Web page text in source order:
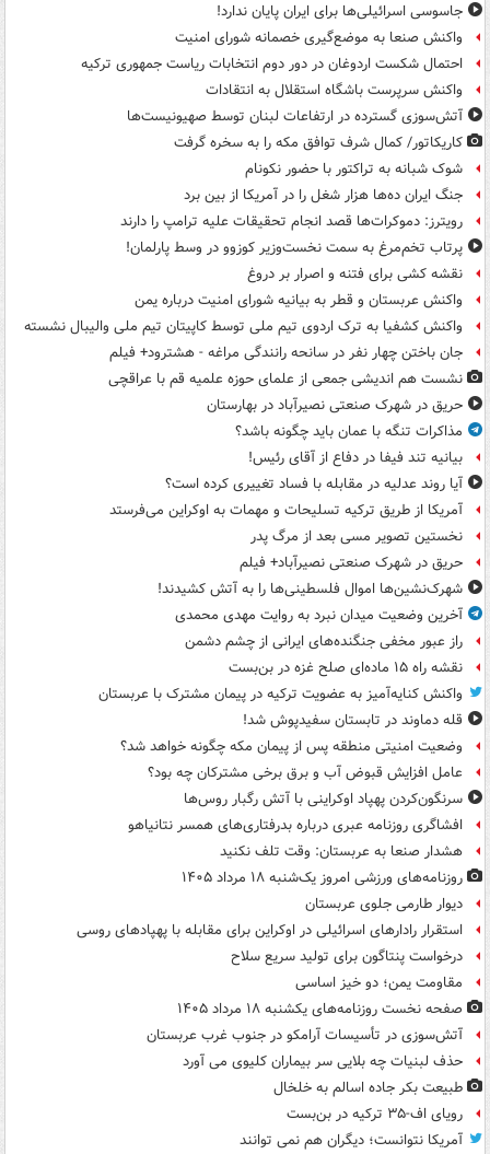
جاسوسی اسرائیلی‌ها برای ایران پایان ندارد!
واکنش صنعا به موضع‌گیری خصمانه شورای امنیت
احتمال شکست اردوغان در دور دوم انتخابات ریاست جمهوری ترکیه
واکنش سرپرست باشگاه استقلال به انتقادات
آتش‌سوزی گسترده در ارتفاعات لبنان توسط صهیونیست‌ها
کاریکاتور/ کمال شرف توافق مکه را به سخره گرفت
شوک شبانه به تراکتور با حضور نکونام
جنگ ایران ده‌ها هزار شغل را در آمریکا از بین برد
رویترز: دموکرات‌ها قصد انجام تحقیقات علیه ترامپ را دارند
پرتاب تخم‌مرغ به سمت نخست‌وزیر کوزوو در وسط پارلمان!
نقشه کشی برای فتنه و اصرار بر دروغ
واکنش عربستان و قطر به بیانیه شورای امنیت درباره یمن
واکنش کشفیا به ترک اردوی تیم ملی توسط کاپیتان تیم ملی والیبال نشسته
جان باختن چهار نفر در سانحه رانندگی مراغه - هشترود+ فیلم
نشست هم اندیشی جمعی از علمای حوزه علمیه قم با عراقچی
حریق در شهرک صنعتی نصیرآباد در بهارستان
مذاکرات تنگه با عمان باید چگونه باشد؟
بیانیه تند فیفا در دفاع از آقای رئیس!
آیا روند عدلیه در مقابله با فساد تغییری کرده است؟
آمریکا از طریق ترکیه تسلیحات و مهمات به اوکراین می‌فرستد
نخستین تصویر مسی بعد از مرگ پدر
حریق در شهرک صنعتی نصیرآباد+ فیلم
شهرک‌نشین‌ها اموال فلسطینی‌ها را به آتش کشیدند!
آخرین وضعیت میدان نبرد به روایت مهدی محمدی
راز عبور مخفی جنگنده‌های ایرانی از چشم دشمن
نقشه راه ۱۵ ماده‌ای صلح غزه در بن‌بست
واکنش کنایه‌آمیز به عضویت ترکیه در پیمان مشترک با عربستان
قله دماوند در تابستان سفیدپوش شد!
وضعیت امنیتی منطقه پس از پیمان مکه چگونه خواهد شد؟
عامل افزایش قبوض آب و برق برخی مشترکان چه بود؟
سرنگون‌کردن پهپاد اوکراینی با آتش رگبار روس‌ها
افشاگری روزنامه عبری درباره بدرفتاری‌های همسر نتانیاهو
هشدار صنعا به عربستان: وقت تلف نکنید
روزنامه‌های ورزشی امروز یک‌شنبه ۱۸ مرداد ۱۴۰۵
دیوار طارمی جلوی عربستان
استقرار رادارهای اسرائیلی در اوکراین برای مقابله با پهپادهای روسی
درخواست پنتاگون برای تولید سریع سلاح
مقاومت یمن؛ دو خیز اساسی
صفحه نخست روزنامه‌های یکشنبه ۱۸ مرداد ۱۴۰۵
آتش‌سوزی در تأسیسات آرامکو در جنوب غرب عربستان
حذف لبنیات چه بلایی سر بیماران کلیوی می آورد
طبیعت بکر جاده اسالم به خلخال
رویای اف-۳۵ ترکیه در بن‌بست
آمریکا نتوانست؛ دیگران هم نمی توانند